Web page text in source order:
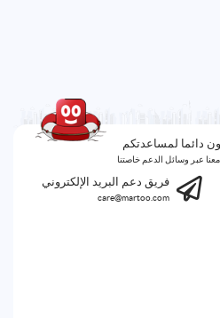
دائما لمساعدتكم
عبر وسائل الدعم خاصتنا
فريق دعم البريد الإلكتروني
care@martoo.com